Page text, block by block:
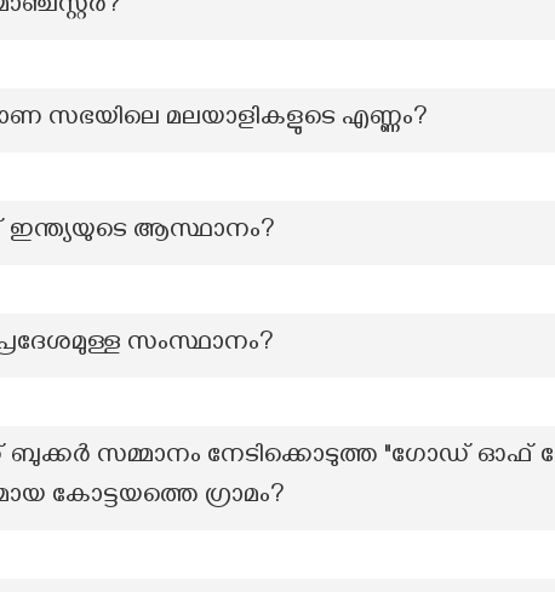
സഭയിലെ മലയാളികളുടെ എണ്ണം?
ആസ്ഥാനം?
സംസ്ഥാനം?
ബുക്കർ സമ്മാനം നേടിക്കൊടുത്ത "ഗോഡ് ഓഫ്
കോട്ടയത്തെ ഗ്രാമം?